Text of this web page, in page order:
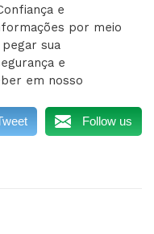
e
por meio
sua
e
em nosso
Follow us